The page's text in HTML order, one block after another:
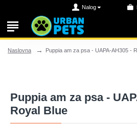
Nalog
Naslovna Puppia am za psa - UAPA-AH305 -
Puppia am za psa -
Royal Blue